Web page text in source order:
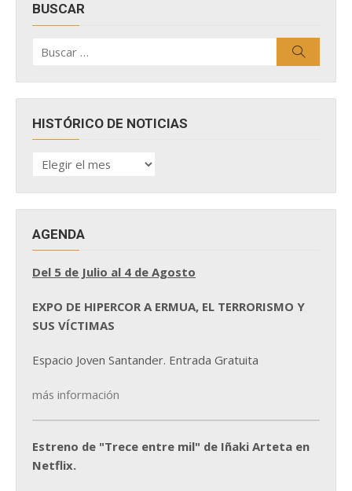
BUSCAR
por:
HISTÓRICO DE NOTICIAS
HISTÓRICO
DE
AGENDA
Del 5 de Julio al 4 de Agosto
EXPO DE HIPERCOR A ERMUA, EL TERRORISMO Y
SUS VÍCTIMAS
Espacio Joven Santander. Entrada Gratuita
más información
Estreno de "Trece entre mil" de Iñaki Arteta en
Netflix.